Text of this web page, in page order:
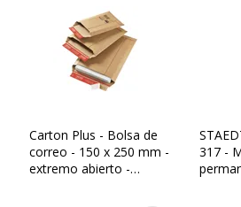
Carton Plus - Bolsa de
correo - 150 x 250 mm -
extremo abierto -
317 -